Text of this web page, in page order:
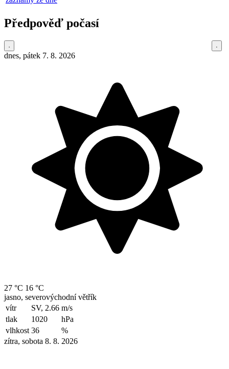
Předpověď počasí
dnes, pátek 7. 8. 2026
27 °C 16 °C
jasno, severovýchodní větřík
vítr
SV, 2.66 m/s
tlak
1020
hPa
vlhkost 36
%
zítra, sobota 8. 8. 2026